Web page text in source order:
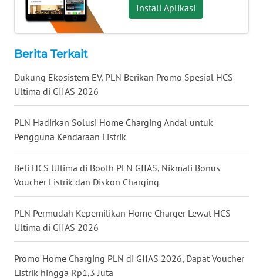
Install Aplikasi
Berita Terkait
Dukung Ekosistem EV, PLN Berikan Promo Spesial HCS
Ultima di GIIAS 2026
PLN Hadirkan Solusi Home Charging Andal untuk
Pengguna Kendaraan Listrik
Beli HCS Ultima di Booth PLN GIIAS, Nikmati Bonus
Voucher Listrik dan Diskon Charging
PLN Permudah Kepemilikan Home Charger Lewat HCS
Ultima di GIIAS 2026
Promo Home Charging PLN di GIIAS 2026, Dapat Voucher
Listrik hingga Rp1,3 Juta
WN
BALI
WN
WN
KALTENG
WN
KALTARA
WN
KALSEL
WN
WN